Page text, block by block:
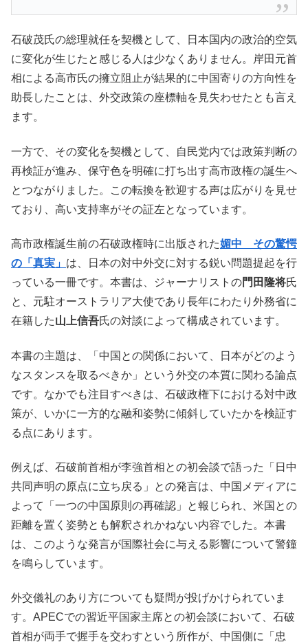
石破茂氏の総理就任を契機として、日本国内の政治的空気
に変化が生じたと感じる人は少なくありません。岸田元首
相による高市氏の擁立阻止が結果的に中国寄りの方向性を
助長したことは、外交政策の座標軸を見失わせたとも言え
ます。
一方で、その変化を契機として、自民党内では政策判断の
再検証が進み、保守色を明確に打ち出す高市政権の誕生へ
とつながりました。この転換を歓迎する声は広がりを見せ
ており、高い支持率がその証左となっています。
高市政権誕生前の石破政権時に出版された媚中 その驚愕
の「真実」 は、日本の対中外交に対する鋭い問題提起を行
っている一冊です。本書は、ジャーナリストの門田隆将氏
と、元駐オーストラリア大使であり長年にわたり外務省に
在籍した山上信吾氏の対談によって構成されています。
本書の主題は、「中国との関係において、日本がどのよう
なスタンスを取るべきか」という外交の本質に関わる論点
です。なかでも注目すべきは、石破政権下における対中政
策が、いかに一方的な融和姿勢に傾斜していたかを検証す
る点にあります。
例えば、石破前首相が李強首相との初会談で語った「日中
共同声明の原点に立ち戻る」との発言は、中国メディアに
よって「一つの中国原則の再確認」と報じられ、米国との
距離を置く姿勢とも解釈されかねない内容でした。本書
は、このような発言が国際社会に与える影響について警鐘
を鳴らしています。
外交儀礼のあり方についても疑問が投げかけられていま
す。APECでの習近平国家主席との初会談において、石破
首相が両手で握手を交わすという所作が、中国側に「忠